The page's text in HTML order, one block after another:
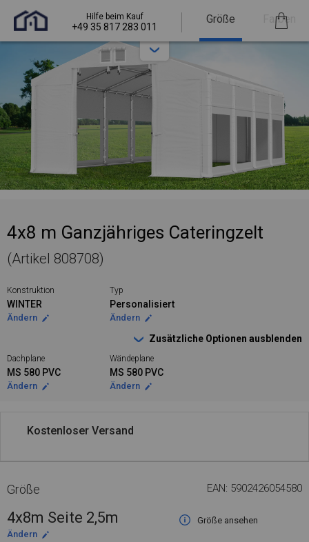
Hilfe beim Kauf
+49 35 817 283 011
Größe Farben
4x8 m Ganzjähriges Cateringzelt
(Artikel 808708)
Konstruktion
WINTER
Ändern
Typ
Personalisiert
Ändern
Zusätzliche Optionen ausblenden
Dachplane
MS 580 PVC
Ändern
Wändeplane
MS 580 PVC
Ändern
Kostenloser Versand
Größe EAN: 5902426054580
4x8m Seite 2,5m
Größe ansehen
Ändern